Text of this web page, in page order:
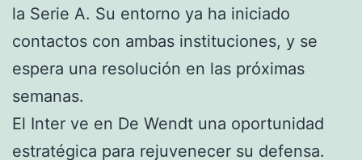
la Serie A. Su entorno ya ha iniciado
contactos con ambas instituciones, y se
espera una resolución en las próximas
semanas.
El Inter ve en De Wendt una oportunidad
estratégica para rejuvenecer su defensa.